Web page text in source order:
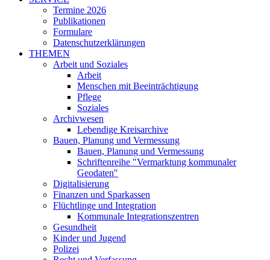
Termine 2026
Publikationen
Formulare
Datenschutzerklärungen
THEMEN
Arbeit und Soziales
Arbeit
Menschen mit Beeinträchtigung
Pflege
Soziales
Archivwesen
Lebendige Kreisarchive
Bauen, Planung und Vermessung
Bauen, Planung und Vermessung
Schriftenreihe "Vermarktung kommunaler
Geodaten"
Digitalisierung
Finanzen und Sparkassen
Flüchtlinge und Integration
Kommunale Integrationszentren
Gesundheit
Kinder und Jugend
Polizei